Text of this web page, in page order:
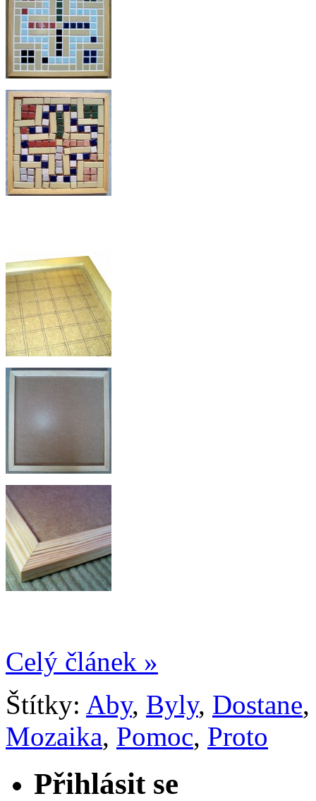
Celý článek »
Štítky: Aby, Byly, Dostane,
Mozaika, Pomoc, Proto
Přihlásit se